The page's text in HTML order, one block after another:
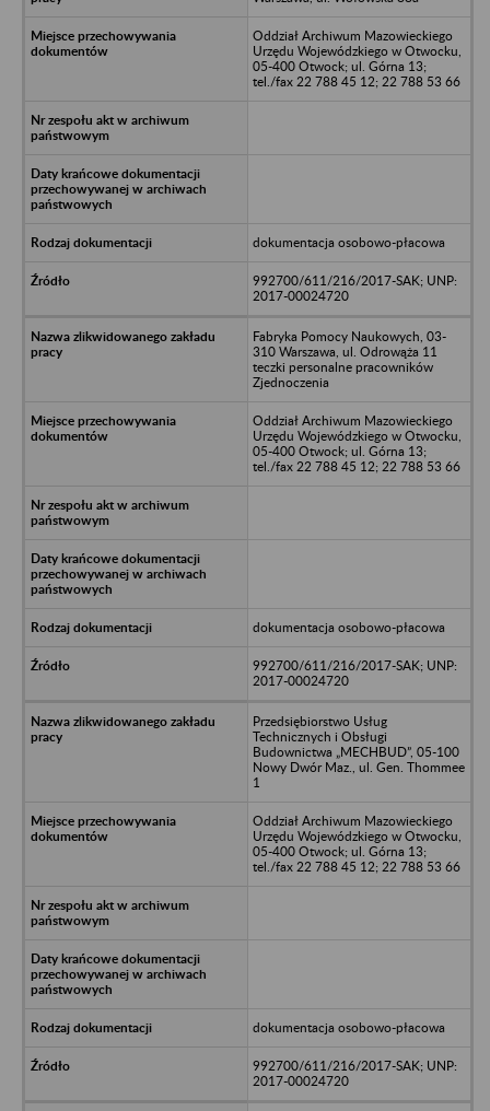
Oddział Archiwum Mazowieckiego
Urzędu Wojewódzkiego w Otwocku,
05-400 Otwock; ul. Górna 13;
tel./fax 22 788 45 12; 22 788 53 66
dokumentacja osobowo-płacowa
992700/611/216/2017-SAK; UNP:
2017-00024720
Fabryka Pomocy Naukowych, 03-
310 Warszawa, ul. Odrowąża 11
teczki personalne pracowników
Zjednoczenia
Oddział Archiwum Mazowieckiego
Urzędu Wojewódzkiego w Otwocku,
05-400 Otwock; ul. Górna 13;
tel./fax 22 788 45 12; 22 788 53 66
dokumentacja osobowo-płacowa
992700/611/216/2017-SAK; UNP:
2017-00024720
Przedsiębiorstwo Usług
Technicznych i Obsługi
Budownictwa „MECHBUD”, 05-100
Nowy Dwór Maz., ul. Gen. Thommee
1
Oddział Archiwum Mazowieckiego
Urzędu Wojewódzkiego w Otwocku,
05-400 Otwock; ul. Górna 13;
tel./fax 22 788 45 12; 22 788 53 66
dokumentacja osobowo-płacowa
992700/611/216/2017-SAK; UNP:
2017-00024720